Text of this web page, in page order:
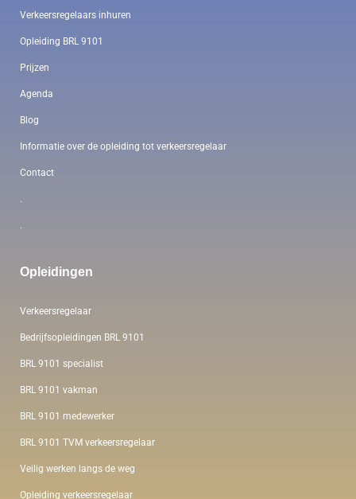
Verkeersregelaars inhuren
Opleiding BRL 9101
Prijzen
Agenda
Blog
Informatie over de opleiding tot verkeersregelaar
Contact
.
.
Opleidingen
Verkeersregelaar
Bedrijfsopleidingen BRL 9101
BRL 9101 specialist
BRL 9101 vakman
BRL 9101 medewerker
BRL 9101 TVM verkeersregelaar
Veilig werken langs de weg
Opleiding verkeersregelaar